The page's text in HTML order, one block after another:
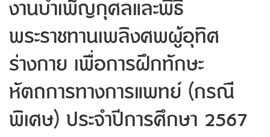
งานบำเพ็ญกุศลและพิธี
พระราชทานเพลิงศพผู้อุทิศ
ร่างกาย เพื่อการฝึกทักษะ
หัตถการทางการแพทย์ (กรณี
พิเศษ) ประจำปีการศึกษา 2567